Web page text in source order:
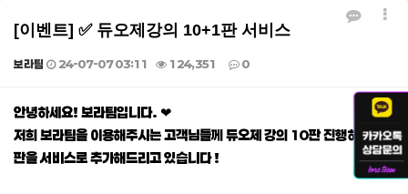
[이벤트] ✅ 듀오제강의 10+1판 서비스
보라팀 24-07-07 03:11 124,351 0
본문
안녕하세요! 보라팀입니다. ❤
저희 보라팀을 이용해주시는 고객님들께 듀오제 강의 10판 진행하시면 1
판을 서비스로 추가해드리고 있습니다 !